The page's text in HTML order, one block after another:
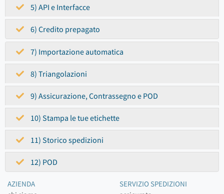
5) API e Interfacce
6) Credito prepagato
7) Importazione automatica
8) Triangolazioni
9) Assicurazione, Contrassegno e POD
10) Stampa le tue etichette
11) Storico spedizioni
12) POD
AZIENDA
SERVIZIO SPEDIZIONI